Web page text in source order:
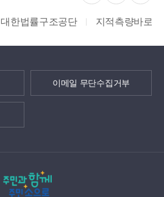
대한법률구조공단 지적측량바로
이메일 무단수집거부